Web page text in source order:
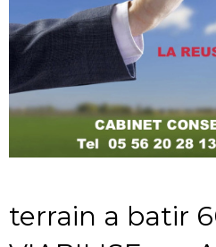
terrain a batir